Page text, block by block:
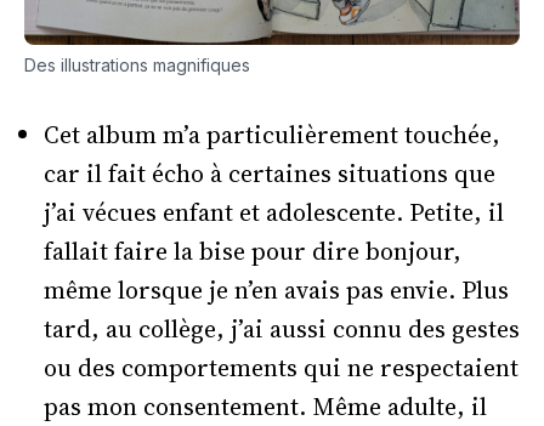
Des illustrations magnifiques
Cet album m’a particulièrement touchée,
car il fait écho à certaines situations que
j’ai vécues enfant et adolescente. Petite, il
fallait faire la bise pour dire bonjour,
même lorsque je n’en avais pas envie. Plus
tard, au collège, j’ai aussi connu des gestes
ou des comportements qui ne respectaient
pas mon consentement. Même adulte, il